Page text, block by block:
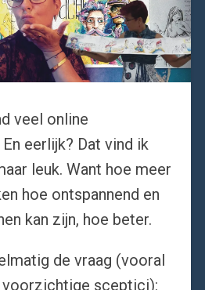
veel online
eerlijk? Dat vind ik
leuk. Want hoe meer
hoe ontspannend en
kan zijn, hoe beter.
de vraag (vooral
voorzichtige sceptici):